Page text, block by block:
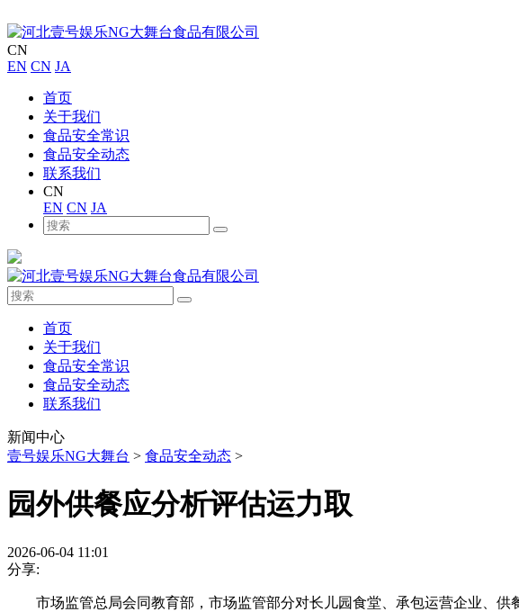
CN
EN CN JA
首页
关于我们
食品安全常识
食品安全动态
联系我们
CN
EN CN JA
首页
关于我们
食品安全常识
食品安全动态
联系我们
新闻中心
壹号娱乐NG大舞台 > 食品安全动态 >
园外供餐应分析评估运力取
2026-06-04 11:01
分享:
市场监管总局会同教育部，市场监管部分对长儿园食堂、承包运营企业、供